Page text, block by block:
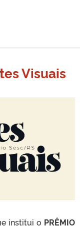
Visuais
institui o PRÊMIO